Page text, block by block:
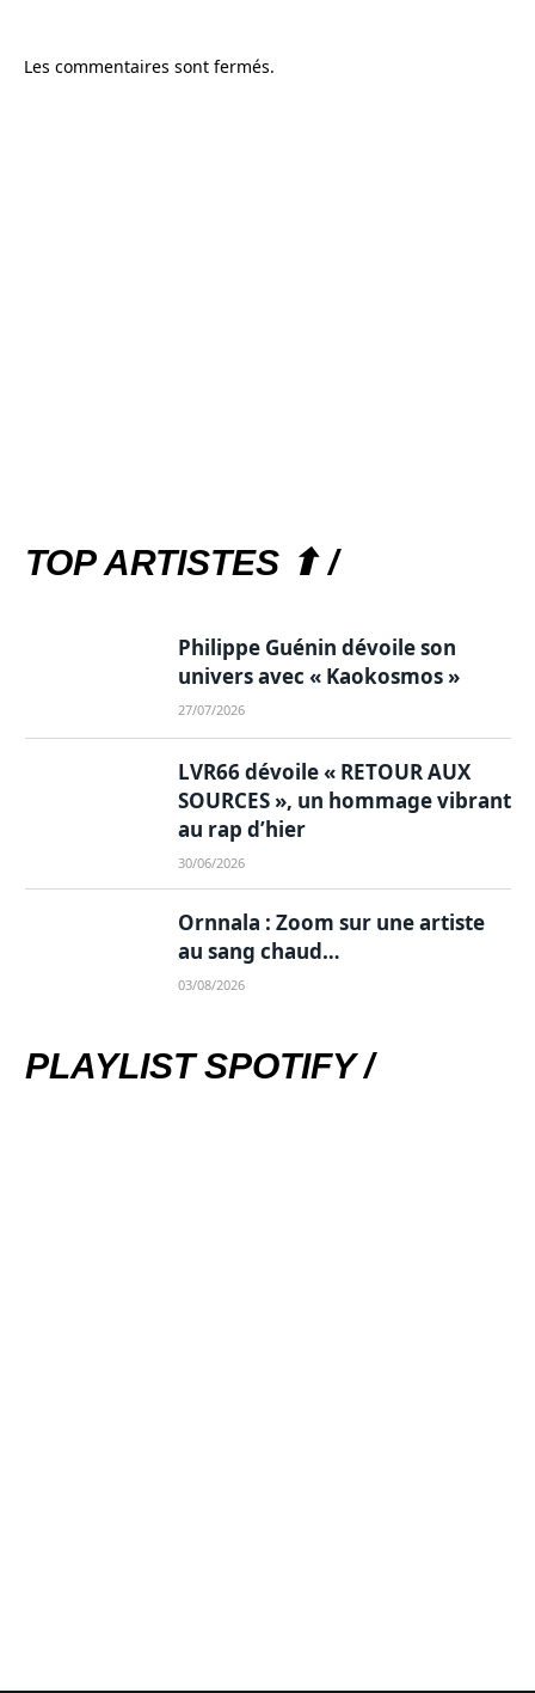
Les commentaires sont fermés.
TOP ARTISTES ⬆ /
Philippe Guénin dévoile son
univers avec « Kaokosmos »
27/07/2026
LVR66 dévoile « RETOUR AUX
SOURCES », un hommage vibrant
au rap d’hier
30/06/2026
Ornnala : Zoom sur une artiste
au sang chaud…
03/08/2026
PLAYLIST SPOTIFY /